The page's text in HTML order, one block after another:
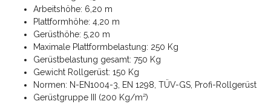
Arbeitshöhe: 6,20 m
Plattformhöhe: 4,20 m
Gerüsthöhe: 5,20 m
Maximale Plattformbelastung: 250 Kg
Gerüstbelastung gesamt: 750 Kg
Gewicht Rollgerüst: 150 Kg
Normen: N-EN1004-3, EN 1298, TÜV-GS, Profi-Rollgerüst
Gerüstgruppe III (200 Kg/m²)